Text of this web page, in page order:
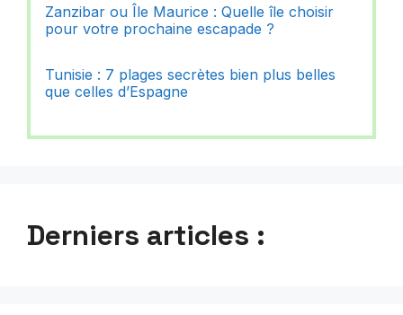
Zanzibar ou Île Maurice : Quelle île choisir
pour votre prochaine escapade ?
Tunisie : 7 plages secrètes bien plus belles
que celles d’Espagne
Derniers articles :